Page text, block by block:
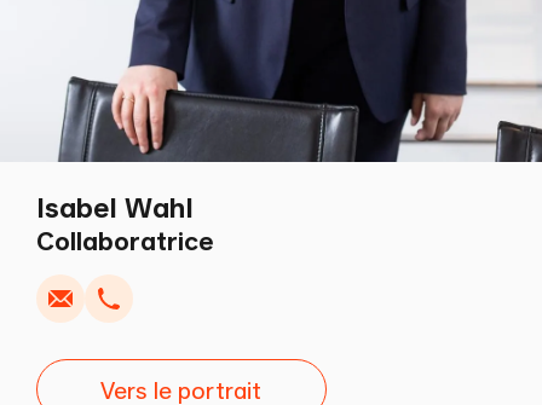
Isabel Wahl
Collaboratrice
Écrire Copier
Appel Copier
Vers le portrait